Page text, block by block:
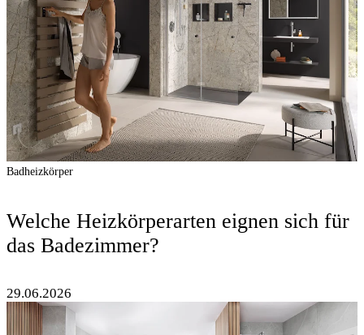
Badheizkörper
Welche Heizkörperarten eignen sich für
das Badezimmer?
29.06.2026